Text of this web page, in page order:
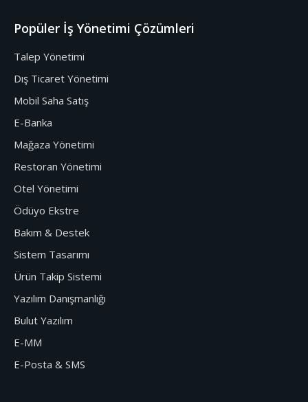
Popüler İş Yönetimi Çözümleri
Talep Yönetimi
Dış Ticaret Yönetimi
Mobil Saha Satış
E-Banka
Mağaza Yönetimi
Restoran Yönetimi
Otel Yönetimi
Ödüyo Ekstre
Bakım & Destek
Sistem Tasarımı
Ürün Takip Sistemi
Yazılım Danışmanlığı
Bulut Yazılım
E-MM
E-Posta & SMS